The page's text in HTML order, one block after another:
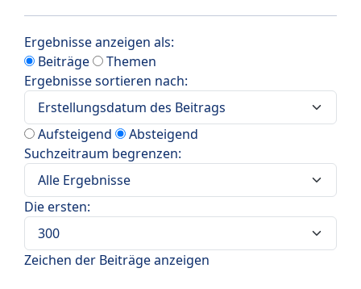
Ergebnisse anzeigen als:
Beiträge
Themen
Ergebnisse sortieren nach:
Aufsteigend
Absteigend
Suchzeitraum begrenzen:
Die ersten:
Zeichen der Beiträge anzeigen